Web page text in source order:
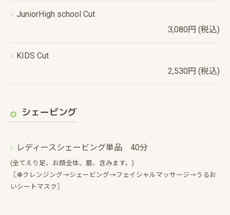
JuniorHigh school Cut
3,080円 (税込)
KIDS Cut
2,530円 (税込)
シェービング
レディースシェービング単品 40分
(全てえり足、お顔全体、眉、含みます。)
〖❁クレンジング→シェービング→フェイシャルマッサージ→うるお
いシートマスク〗